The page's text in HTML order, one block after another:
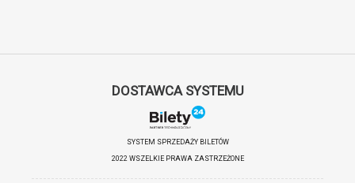
DOSTAWCA SYSTEMU
SYSTEM SPRZEDAŻY BILETÓW
2022 WSZELKIE PRAWA ZASTRZEŻONE